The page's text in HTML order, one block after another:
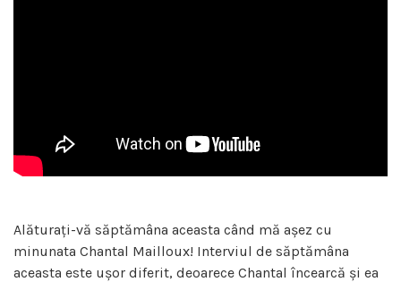
Alăturați-vă săptămâna aceasta când mă așez cu
minunata Chantal Mailloux! Interviul de săptămâna
aceasta este ușor diferit, deoarece Chantal încearcă și ea